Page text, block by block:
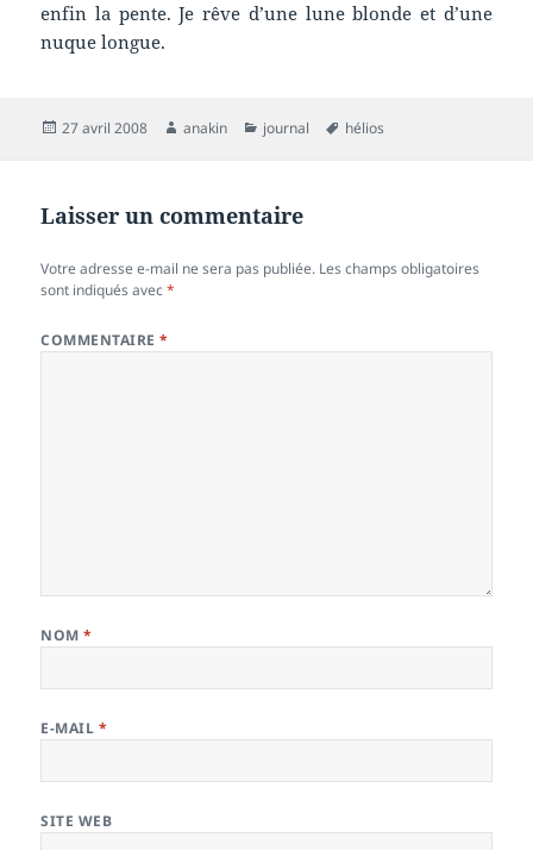
enfin la pente. Je rêve d’une lune blonde et d’une
nuque longue.
Publié
27 avril 2008 Auteur
anakin Catégories
journal
Mots-
hélios
Laisser un commentaire
Votre adresse e-mail ne sera pas publiée. Les champs obligatoires
sont indiqués avec*
COMMENTAIRE*
NOM*
E-MAIL *
SITE WEB